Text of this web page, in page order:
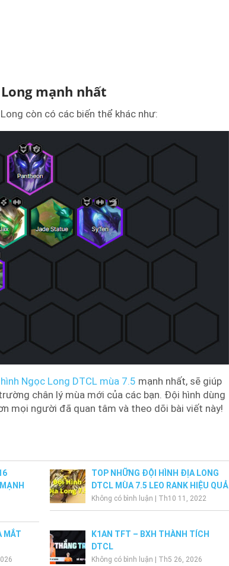
mạnh nhất
còn có các biến thể khác như:
Ngọc Long DTCL mùa 7.5 mạnh nhất, sẽ giúp
chân lý mùa mới của các bạn. Đội hình dùng
mọi người đã quan tâm và theo dõi bài viết này!
TOP NHỮNG ĐỘI HÌNH ĐỊA LONG
DTCL MÙA 7.5 LEO RANK HIỆU QUẢ
Không có bình luận Th10 11, 2022
MẮT
K1AN TFT – BXH THÀNH TÍCH
DTCL
Không có bình luận Th5 26, 2026